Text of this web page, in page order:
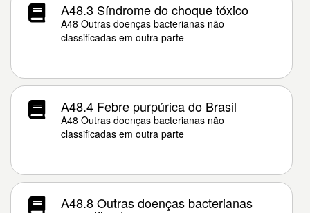
A48.3 Síndrome do choque tóxico
A48 Outras doenças bacterianas não
classificadas em outra parte
A48.4 Febre purpúrica do Brasil
A48 Outras doenças bacterianas não
classificadas em outra parte
A48.8 Outras doenças bacterianas